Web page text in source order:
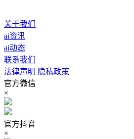
关于我们
ai资讯
ai动态
联系我们
法律声明 隐私政策
官方微信
×
官方抖音
×